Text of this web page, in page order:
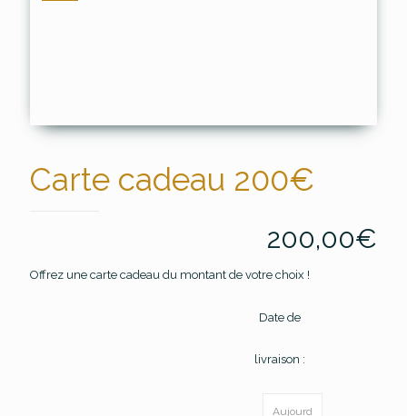
Carte cadeau 200€
200,00€
Offrez une carte cadeau du montant de votre choix !
Date de
livraison :